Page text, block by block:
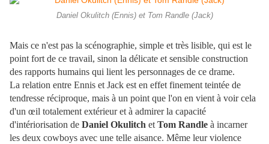
Daniel Okulitch (Ennis) et Tom Randle (Jack)
Mais ce n'est pas la scénographie, simple et très lisible, qui est le
point fort de ce travail, sinon la délicate et sensible construction
des rapports humains qui lient les personnages de ce drame.
La relation entre Ennis et Jack est en effet finement teintée de
tendresse réciproque, mais à un point que l'on en vient à voir cela
d'un œil totalement extérieur et à admirer la capacité
d'intériorisation de Daniel Okulitch et Tom Randle à incarner
les deux cowboys avec une telle aisance. Même leur violence